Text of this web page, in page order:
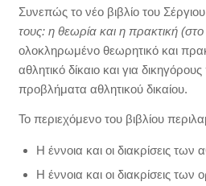
Συνεπώς το νέο βιβλίο του
τους: η θεωρία και η πρακτική
ολοκληρωμένο θεωρητικό και
αθλητικό δίκαιο και για
προβλήματα αθλητικού δικαίου.
Το περιεχόμενο του βιβλίου
Η έννοια και οι διακρίσεις
Η έννοια και οι διακρίσεις